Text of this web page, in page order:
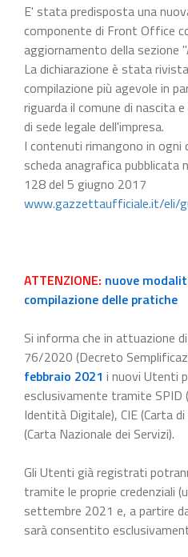
E' stata predisposta una
componente di Front Office
aggiornamento della sezione
La dichiarazione è stata
compilazione più agevole in
riguarda il comune di nascita
di sede legale dell'impresa.
I contenuti rimangono in ogni
scheda anagrafica pubblicata
128 del 5 giugno 2017
www.gazzettaufficiale.it/
ATTENZIONE: nuove
compilazione delle pratiche
Si informa che in attuazione
76/2020 (Decreto
febbraio 2021 i nuovi Utenti
esclusivamente tramite SPID
Identità Digitale), CIE (Carta
(Carta Nazionale dei Servizi).
Gli Utenti già registrati
tramite le proprie credenziali
settembre 2021 e, a partire
sarà consentito